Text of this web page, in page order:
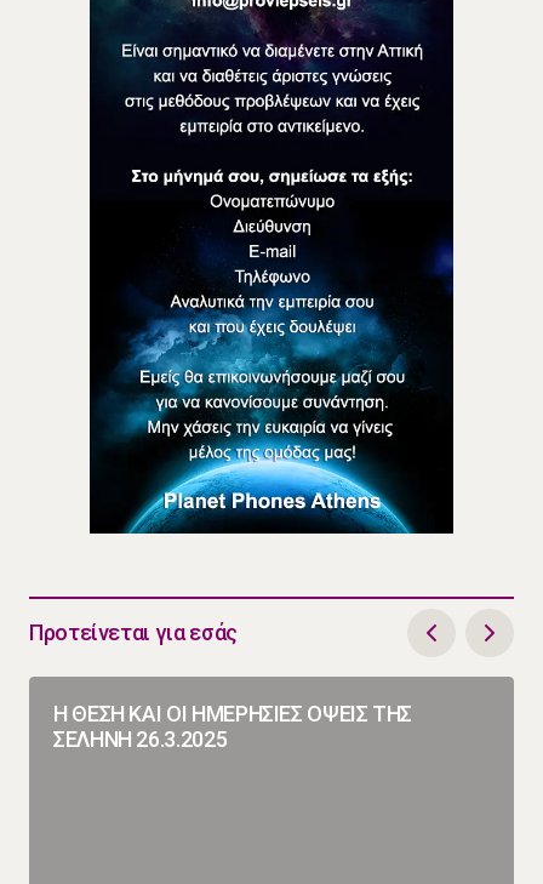
Προτείνεται για εσάς
Η ΘΕΣΗ ΚΑΙ ΟΙ ΗΜΕΡΗΣΙΕΣ ΟΨΕΙΣ ΤΗΣ
ΣΕΛΗΝΗ 26.3.2025